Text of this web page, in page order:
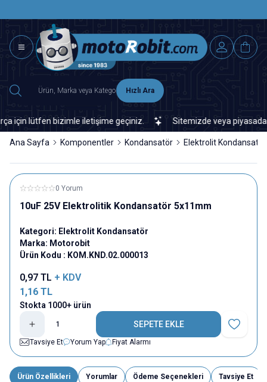
Hızlı Ara
lütfen bizimle iletişime geçiniz. Sitemizde veya piyasada
Ana Sayfa Komponentler Kondansatör Elektrolit Kondansatör
0 Yorum
10uF 25V Elektrolitik Kondansatör 5x11mm
Kategori: Elektrolit Kondansatör
Marka: Motorobit
Ürün Kodu : KOM.KND.02.000013
0,97 TL + KDV
1,16 TL
Stokta 1000+ ürün
SEPETE EKLE
Favoriye
Tavsiye Et
Yorum Yap Fiyat Alarmı
Ürün Özellikleri Yorumlar Ödeme Seçenekleri Tavsiye Et